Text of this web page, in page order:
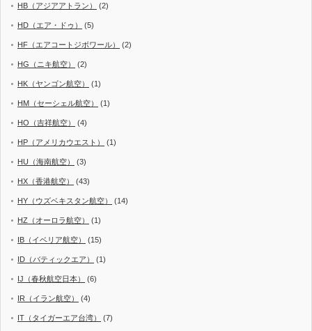
HB（アジアアトラン） (2)
HD（エア・ドゥ） (5)
HF（エアコートジボワール） (2)
HG（ニキ航空） (2)
HK（ヤンゴン航空） (1)
HM（セーシェル航空） (1)
HO（吉祥航空） (4)
HP（アメリカウエスト） (1)
HU（海南航空） (3)
HX（香港航空） (43)
HY（ウズベキスタン航空） (14)
HZ（オーロラ航空） (1)
IB（イベリア航空） (15)
ID（バティックエア） (1)
IJ（春秋航空日本） (6)
IR（イラン航空） (4)
IT（タイガーエア台湾） (7)